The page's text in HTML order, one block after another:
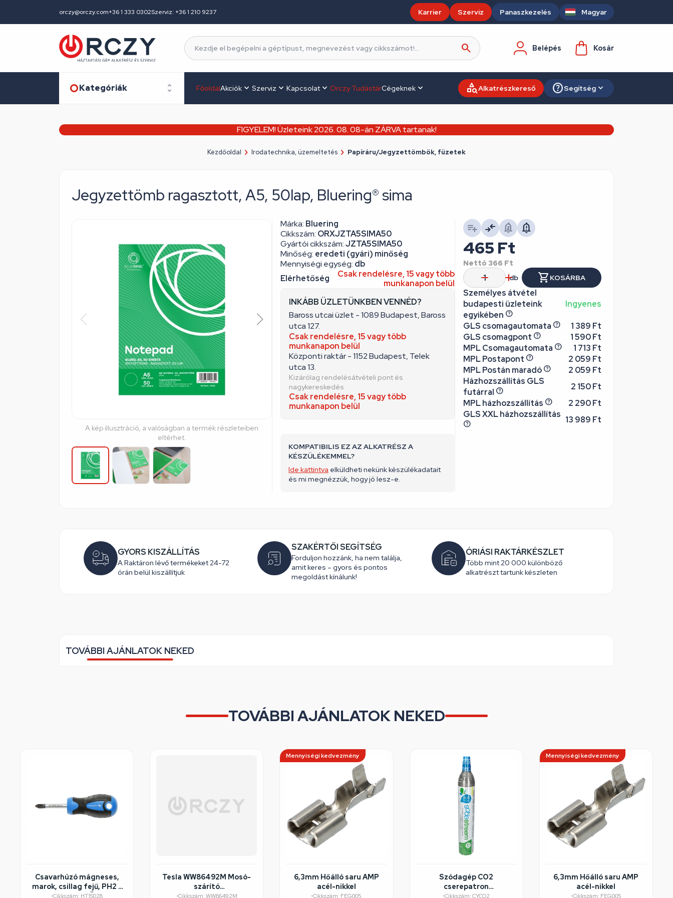
orczy@orczy.com+36 1 333 0302Szerviz: +36 1 210 9237 Karrier Szerviz Panaszkezelés Magyar
Belépés Kosár
Kategóriák FőoldalAkciók Szerviz Kapcsolat Orczy TudástárCégeknek Alkatrészkereső Segítség
FIGYELEM! Üzleteink 2026. 08. 08-án ZÁRVA tartanak!
Kezdőoldal Irodatechnika, üzemeltetés Papíráru/Jegyzettömbök, füzetek
Jegyzettömb ragasztott, A5, 50lap, Bluering® sima
A kép illusztráció, a valóságban a termék részleteiben
eltérhet.
Márka: Bluering
Cikkszám: ORXJZTA5SIMA50
Gyártói cikkszám:JZTA5SIMA50
Minőség: eredeti (gyári) minőség
Mennyiségi egység: db
Elérhetőség
Csak rendelésre, 15 vagy több
munkanapon belül
INKÁBB ÜZLETÜNKBEN VENNÉD?
Baross utcai üzlet - 1089 Budapest, Baross
utca 127.
Csak rendelésre, 15 vagy több
munkanapon belül
Központi raktár - 1152 Budapest, Telek
utca 13.
Kizárólag rendelésátvételi pont és
nagykereskedés
Csak rendelésre, 15 vagy több
munkanapon belül
KOMPATIBILIS EZ AZ ALKATRÉSZ A
KÉSZÜLÉKEMMEL?
Ide kattintva elküldheti nekünk készülékadatait
és mi megnézzük, hogy jó lesz-e.
465 Ft
Nettó 366 Ft
db
KOSÁRBA
Személyes átvétel
budapesti üzleteink
egyikében
Ingyenes
GLS csomagautomata
1 389 Ft
GLS csomagpont
1 590 Ft
MPL Csomagautomata
1 713 Ft
MPL Postapont
2 059 Ft
MPL Postán maradó
2 059 Ft
Házhozszállítás GLS
futárral
2 150 Ft
MPL házhozszállítás
2 290 Ft
GLS XXL házhozszállítás
13 989 Ft
GYORS KISZÁLLÍTÁS
A Raktáron lévő termékeket 24-72
órán belül kiszállítjuk
SZAKÉRTŐI SEGÍTSÉG
Forduljon hozzánk, ha nem találja,
amit keres – gyors és pontos
megoldást kínálunk!
ÓRIÁSI RAKTÁRKÉSZLET
Több mint 20 000 különböző
alkatrészt tartunk készleten
TOVÁBBI AJÁNLATOK NEKED
TOVÁBBI AJÁNLATOK NEKED
Csavarhúzó mágneses,
marok, csillag fejű, PH2 x
38 mm szár, HÖGERT
•Cikkszám: HT1S028
Tesla WW86492M Mosó-
szárító
felújított/szépséghibás
•Cikkszám: WW86492M
Mennyiségi kedvezmény
6,3mm Hőálló saru AMP
acél-nikkel
•Cikkszám: FEG005
Szódagép CO2
cserepatron
SODASTREAM
•Cikkszám: CYCO2
Mennyiségi kedvezmény
6,3mm Hőálló saru AMP
acél-nikkel
•Cikkszám: FEG005